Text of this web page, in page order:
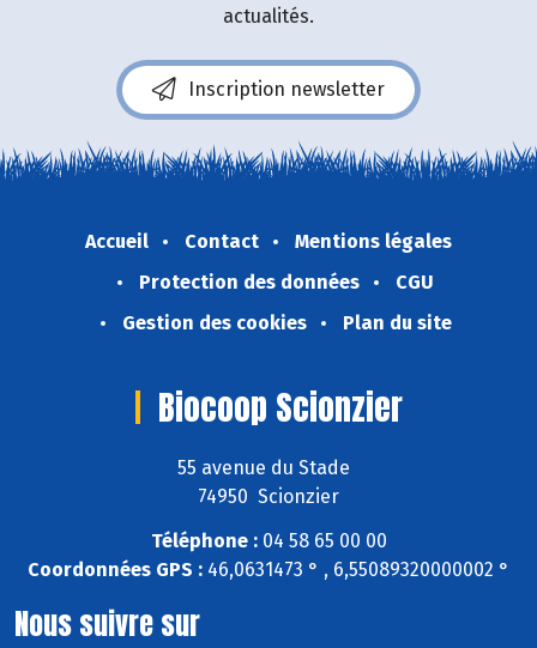
actualités.
Inscription newsletter
Accueil Contact
Mentions légales
Protection des données
CGU
Gestion des cookies
Plan du site
Biocoop Scionzier
55 avenue du Stade
74950 Scionzier
Téléphone :04 58 65 00 00
Coordonnées GPS : 46,0631473 ° , 6,55089320000002 °
Nous suivre sur